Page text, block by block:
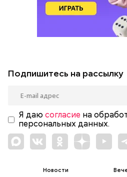
Подпишитесь на рассылку
Я даю согласие на
персональных данных.
Новости